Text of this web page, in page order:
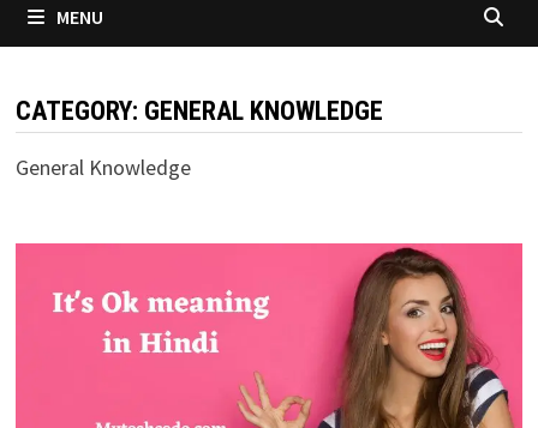
MENU
CATEGORY: GENERAL KNOWLEDGE
General Knowledge